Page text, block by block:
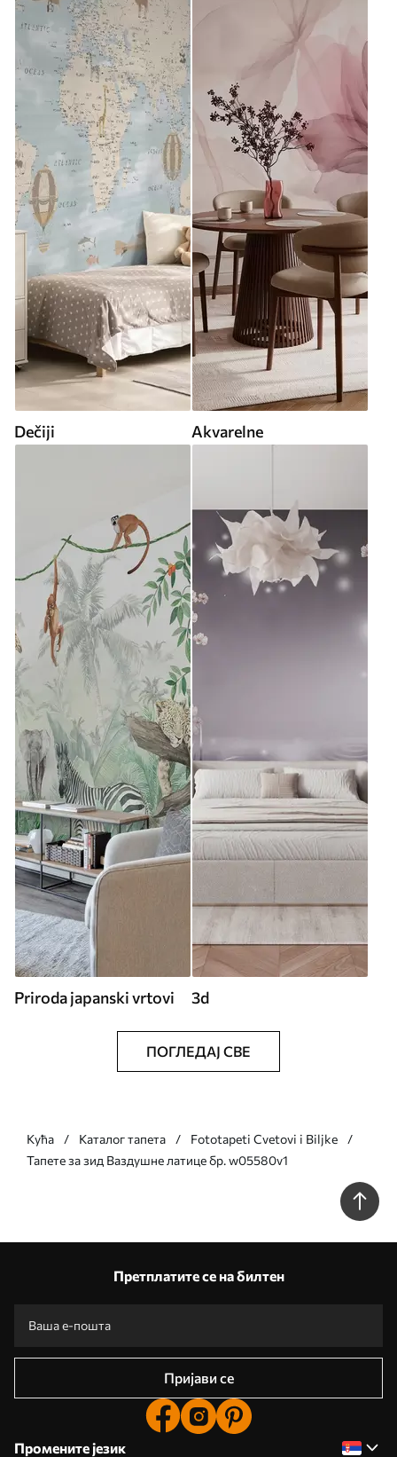
Dečiji Akvarelne
Priroda japanski vrtovi 3d
ПОГЛЕДАЈ СВЕ
Кућа Каталог тапета
Fototapeti Cvetovi i Biljke
Тапете за зид Ваздушне латице бр. w05580v1
Претплатите се на билтен
Пријави се
Промените језик